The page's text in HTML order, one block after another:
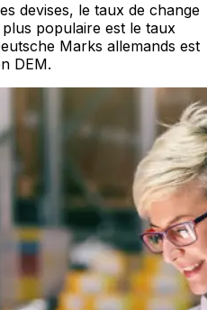
devises, le taux de change
populaire est le taux
Marks allemands est
DEM.